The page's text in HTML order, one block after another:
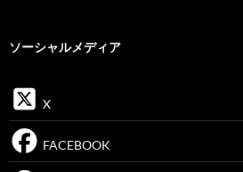
ソーシャルメディア
X
FACEBOOK